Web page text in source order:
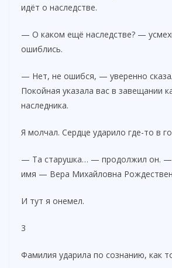
идёт о наследстве.
— О каком ещё наследстве? —
ошиблись.
— Нет, не ошибся, — уверенно
Покойная указала вас в завещании
наследника.
Я молчал. Сердце ударило где-то в
— Та старушка… — продолжил он. —
имя — Вера Михайловна
И тут я онемел.
3
Фамилия ударила по сознанию, как